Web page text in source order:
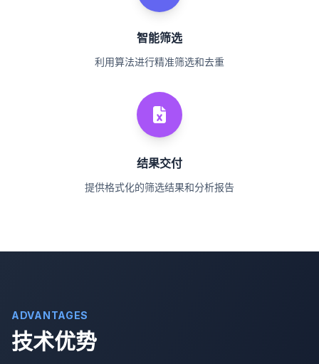
智能筛选
利用算法进行精准筛选和去重
结果交付
提供格式化的筛选结果和分析报告
ADVANTAGES
技术优势